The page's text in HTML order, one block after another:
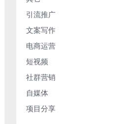
引流推广
文案写作
电商运营
短视频
社群营销
自媒体
项目分享